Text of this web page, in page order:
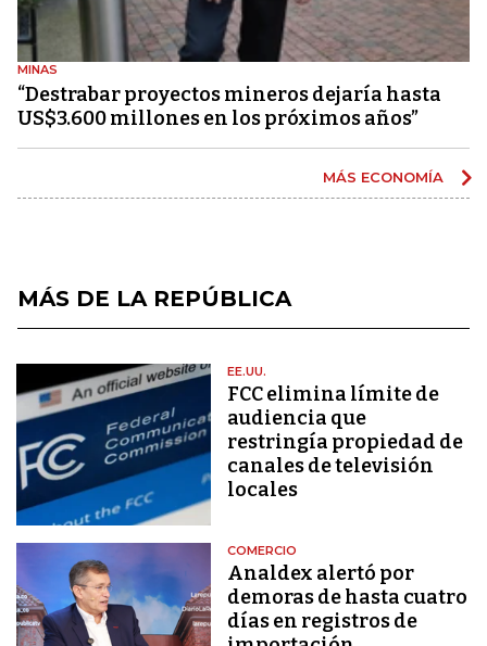
MINAS
“Destrabar proyectos mineros dejaría hasta
US$3.600 millones en los próximos años”
MÁS ECONOMÍA
MÁS DE LA REPÚBLICA
EE.UU.
FCC elimina límite de
audiencia que
restringía propiedad de
canales de televisión
locales
COMERCIO
Analdex alertó por
demoras de hasta cuatro
días en registros de